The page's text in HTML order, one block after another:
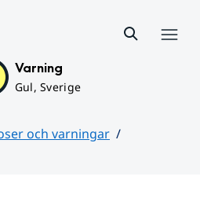
Varning
Gul, Sverige
och varningar